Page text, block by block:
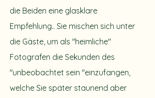
die Beiden eine glasklare
Empfehlung.. Sie mischen sich unter
die Gäste, um als "heimliche"
Fotografen die Sekunden des
"unbeobachtet sein "einzufangen,
welche Sie später staunend aber